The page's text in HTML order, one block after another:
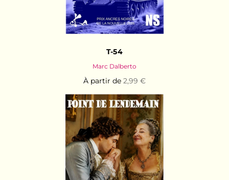
T-54
Marc Dalberto
À partir de 2,99 €